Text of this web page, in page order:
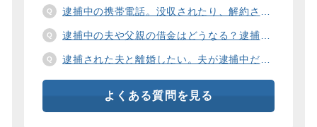
逮捕中の携帯電話。没収されたり、解約されたり、見られたりするの？
逮捕中の夫や父親の借金はどうなる？逮捕中の借金の支払い方法は。
逮捕された夫と離婚したい。夫が逮捕中だと慰謝料は増えるの？
よくある質問を見る